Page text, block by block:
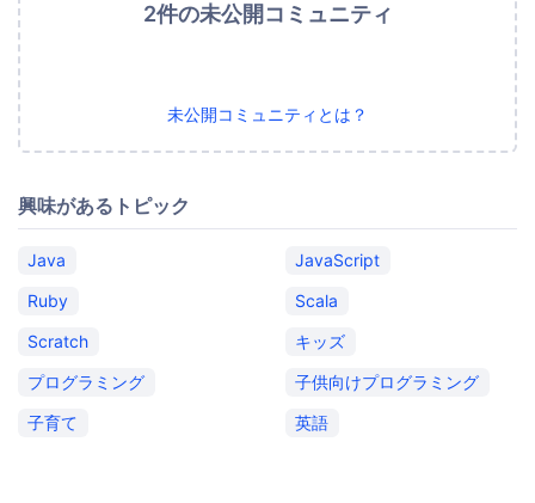
2件の未公開コミュニティ
未公開コミュニティとは？
興味があるトピック
Java
JavaScript
Ruby
Scala
Scratch
キッズ
プログラミング
子供向けプログラミング
子育て
英語